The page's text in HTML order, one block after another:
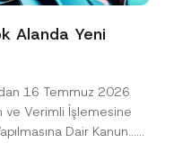
Alanda Yeni
16 Temmuz 2026
ve Verimli İşlemesine
Dair Kanun...